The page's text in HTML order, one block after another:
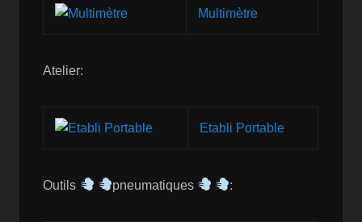
Multimètre
Atelier:
Etabli Portable
Outils pneumatiques :